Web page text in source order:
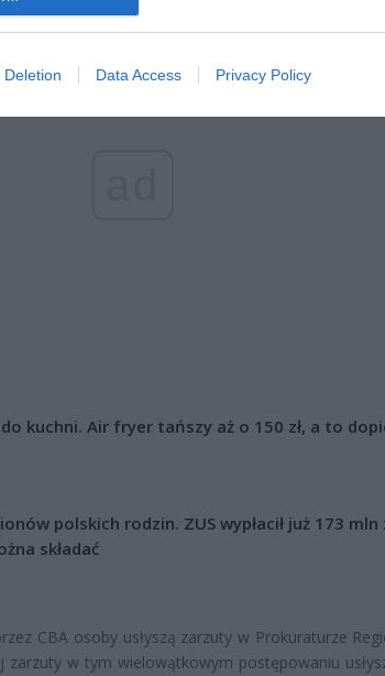
Deletion Data Access Privacy Policy
kuchni. Air fryer tańszy aż o 150 zł, a to
polskich rodzin. ZUS wypłacił już 173 mln
składać
CBA osoby usłyszą zarzuty w Prokuraturze
zarzuty w tym wielowątkowym postępowaniu